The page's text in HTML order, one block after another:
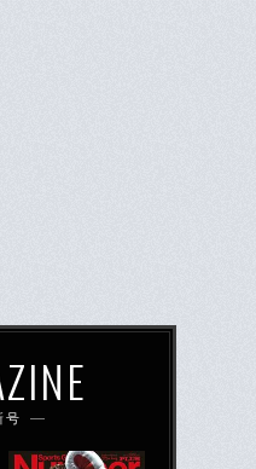
号